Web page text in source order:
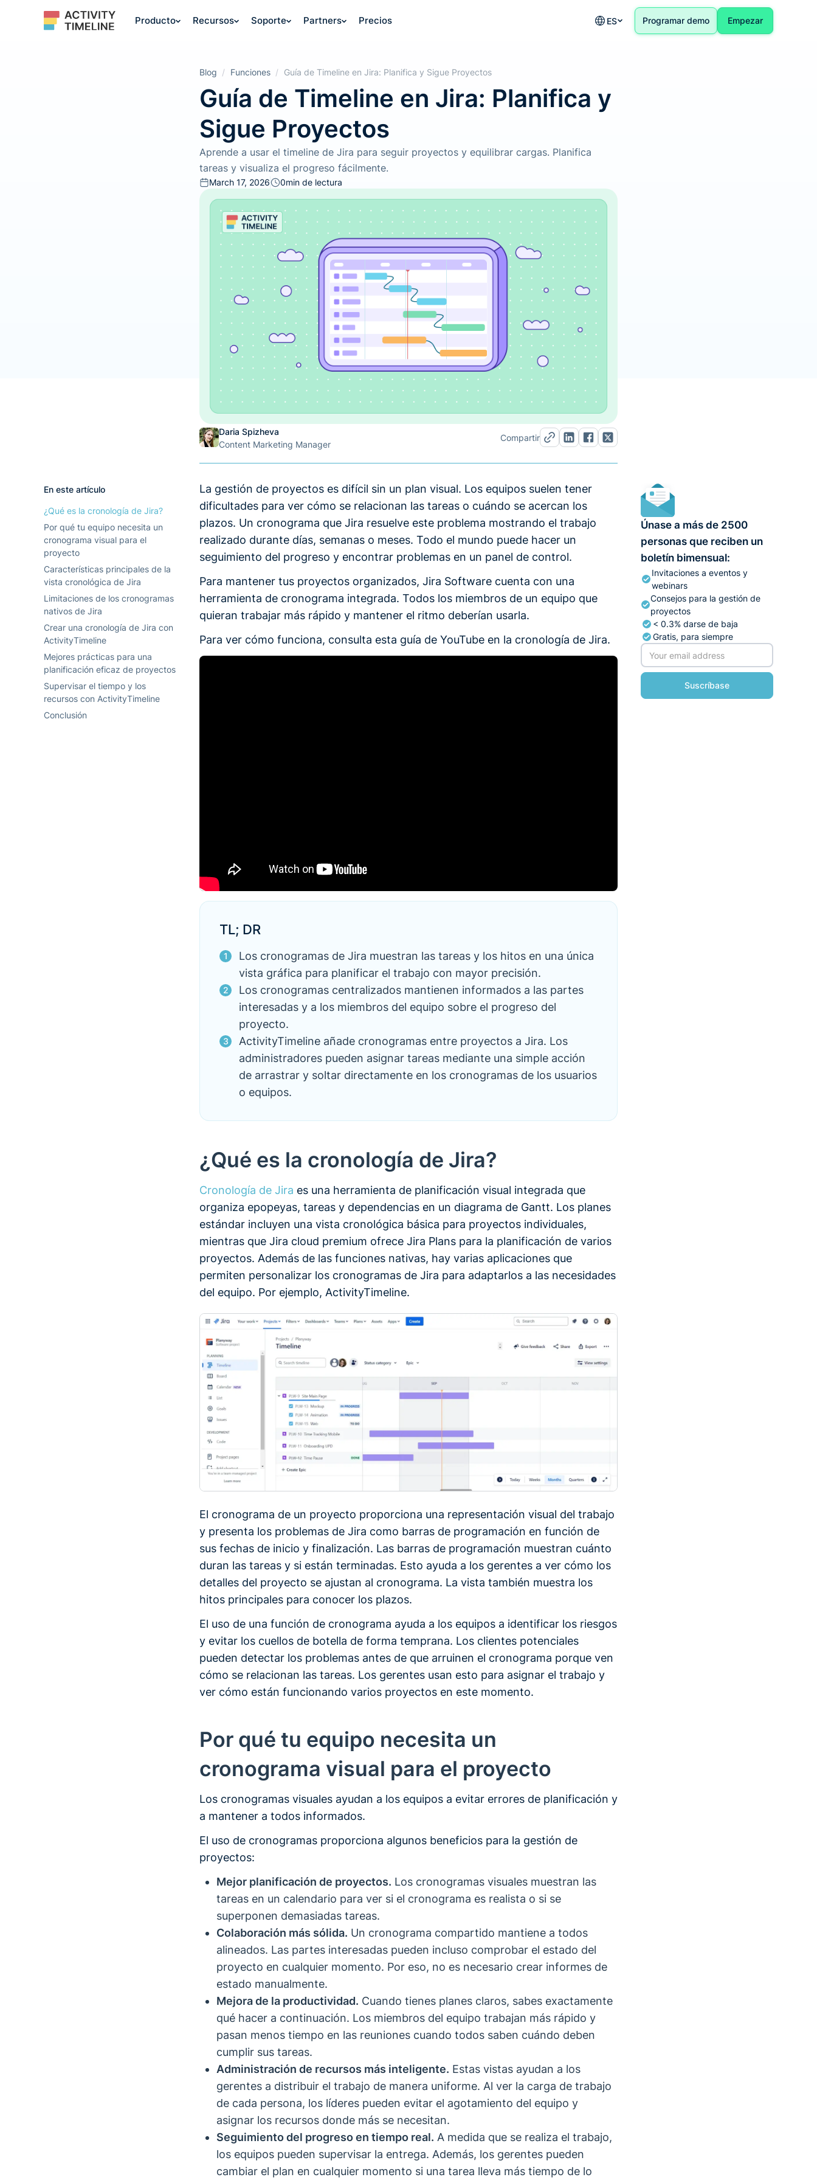
Producto Recursos Soporte Partners Precios ES Programar demo Empezar
Blog / Funciones / Guía de Timeline en Jira: Planifica y Sigue Proyectos
Guía de Timeline en Jira: Planifica y
Sigue Proyectos
Aprende a usar el timeline de Jira para seguir proyectos y equilibrar cargas. Planifica
tareas y visualiza el progreso fácilmente.
March 17, 2026 0min de lectura
Daria Spizheva
Content Marketing Manager
Compartir
En este artículo
¿Qué es la cronología de Jira?
Por qué tu equipo necesita un
cronograma visual para el
proyecto
Características principales de la
vista cronológica de Jira
Limitaciones de los cronogramas
nativos de Jira
Crear una cronología de Jira con
ActivityTimeline
Mejores prácticas para una
planificación eficaz de proyectos
Supervisar el tiempo y los
recursos con ActivityTimeline
Conclusión
La gestión de proyectos es difícil sin un plan visual. Los equipos suelen tener
dificultades para ver cómo se relacionan las tareas o cuándo se acercan los
plazos. Un cronograma que Jira resuelve este problema mostrando el trabajo
realizado durante días, semanas o meses. Todo el mundo puede hacer un
seguimiento del progreso y encontrar problemas en un panel de control.
Para mantener tus proyectos organizados, Jira Software cuenta con una
herramienta de cronograma integrada. Todos los miembros de un equipo que
quieran trabajar más rápido y mantener el ritmo deberían usarla.
Para ver cómo funciona, consulta esta guía de YouTube en la cronología de Jira.
TL; DR
Los cronogramas de Jira muestran las tareas y los hitos en una única
vista gráfica para planificar el trabajo con mayor precisión.
Los cronogramas centralizados mantienen informados a las partes
interesadas y a los miembros del equipo sobre el progreso del
proyecto.
ActivityTimeline añade cronogramas entre proyectos a Jira. Los
administradores pueden asignar tareas mediante una simple acción
de arrastrar y soltar directamente en los cronogramas de los usuarios
o equipos.
¿Qué es la cronología de Jira?
Cronología de Jira es una herramienta de planificación visual integrada que
organiza epopeyas, tareas y dependencias en un diagrama de Gantt. Los planes
estándar incluyen una vista cronológica básica para proyectos individuales,
mientras que Jira cloud premium ofrece Jira Plans para la planificación de varios
proyectos. Además de las funciones nativas, hay varias aplicaciones que
permiten personalizar los cronogramas de Jira para adaptarlos a las necesidades
del equipo. Por ejemplo, ActivityTimeline.
El cronograma de un proyecto proporciona una representación visual del trabajo
y presenta los problemas de Jira como barras de programación en función de
sus fechas de inicio y finalización. Las barras de programación muestran cuánto
duran las tareas y si están terminadas. Esto ayuda a los gerentes a ver cómo los
detalles del proyecto se ajustan al cronograma. La vista también muestra los
hitos principales para conocer los plazos.
El uso de una función de cronograma ayuda a los equipos a identificar los riesgos
y evitar los cuellos de botella de forma temprana. Los clientes potenciales
pueden detectar los problemas antes de que arruinen el cronograma porque ven
cómo se relacionan las tareas. Los gerentes usan esto para asignar el trabajo y
ver cómo están funcionando varios proyectos en este momento.
Por qué tu equipo necesita un
cronograma visual para el proyecto
Los cronogramas visuales ayudan a los equipos a evitar errores de planificación y
a mantener a todos informados.
El uso de cronogramas proporciona algunos beneficios para la gestión de
proyectos:
Mejor planificación de proyectos. Los cronogramas visuales muestran las
tareas en un calendario para ver si el cronograma es realista o si se
superponen demasiadas tareas.
Colaboración más sólida. Un cronograma compartido mantiene a todos
alineados. Las partes interesadas pueden incluso comprobar el estado del
proyecto en cualquier momento. Por eso, no es necesario crear informes de
estado manualmente.
Mejora de la productividad. Cuando tienes planes claros, sabes exactamente
qué hacer a continuación. Los miembros del equipo trabajan más rápido y
pasan menos tiempo en las reuniones cuando todos saben cuándo deben
cumplir sus tareas.
Administración de recursos más inteligente. Estas vistas ayudan a los
gerentes a distribuir el trabajo de manera uniforme. Al ver la carga de trabajo
de cada persona, los líderes pueden evitar el agotamiento del equipo y
asignar los recursos donde más se necesitan.
Seguimiento del progreso en tiempo real. A medida que se realiza el trabajo,
los equipos pueden supervisar la entrega. Además, los gerentes pueden
cambiar el plan en cualquier momento si una tarea lleva más tiempo de lo
Únase a más de 2500
personas que reciben un
boletín bimensual:
Invitaciones a eventos y
webinars
Consejos para la gestión de
proyectos
< 0.3% darse de baja
Gratis, para siempre